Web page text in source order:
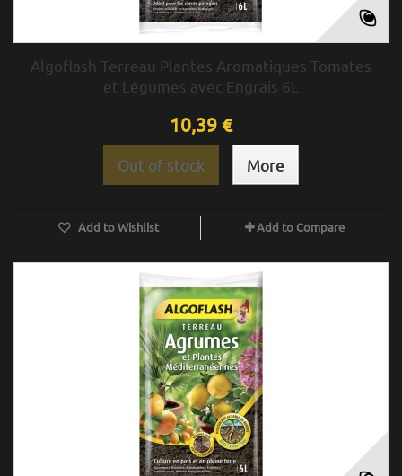
Algoflash Terreau Plantes Aromatiques Tomates
et Légumes avec Engrais 6L
10,39 €
Out of stock More
Add to Wishlist Add to Compare